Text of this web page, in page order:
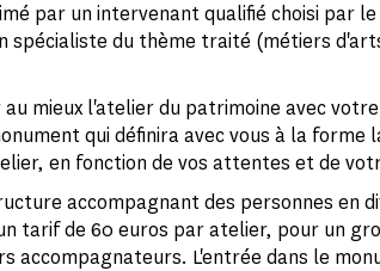
par un intervenant qualifié choisi par
spécialiste du thème traité (métiers
au mieux l'atelier du patrimoine avec
qui définira avec vous à la forme
en fonction de vos attentes et de
accompagnant des personnes en
tarif de 60 euros par atelier, pour un
accompagnateurs. L'entrée dans le